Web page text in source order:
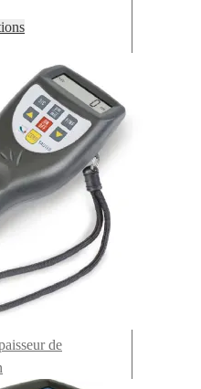
Ce
plusieurs
variations.
Les
options
peuvent
être
la
page
produit
de